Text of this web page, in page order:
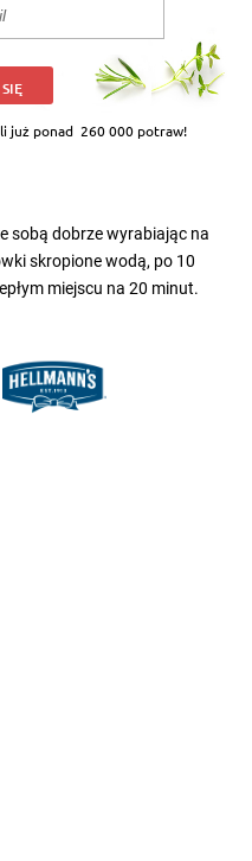
już ponad 260 000 potraw!
sobą dobrze wyrabiając na
skropione wodą, po 10
miejscu na 20 minut.